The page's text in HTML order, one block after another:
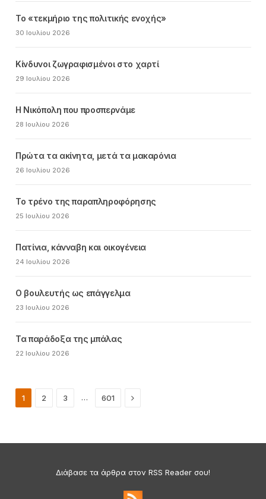
Το «τεκμήριο της πολιτικής ενοχής»
30 Ιουλίου 2026
Κίνδυνοι ζωγραφισμένοι στο χαρτί
29 Ιουλίου 2026
Η Νικόπολη που προσπερνάμε
28 Ιουλίου 2026
Πρώτα τα ακίνητα, μετά τα μακαρόνια
26 Ιουλίου 2026
Το τρένο της παραπληροφόρησης
25 Ιουλίου 2026
Πατίνια, κάνναβη και οικογένεια
24 Ιουλίου 2026
Ο βουλευτής ως επάγγελμα
23 Ιουλίου 2026
Τα παράδοξα της μπάλας
22 Ιουλίου 2026
1 2 3 … 601 Next
Διάβασε τα άρθρα στον RSS Reader σου!